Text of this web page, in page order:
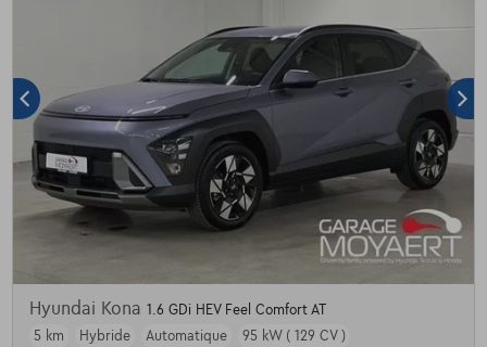
Hyundai Kona 1.6 GDi HEV Feel Comfort AT
5 km
Hybride Automatique 95 kW ( 129 CV )